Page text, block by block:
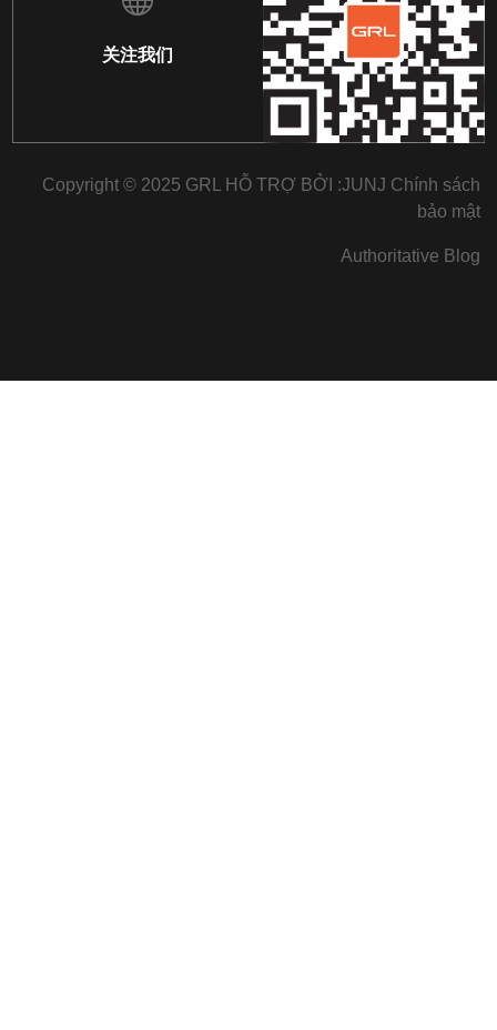
关注我们
Copyright © 2025 GRL HỖ TRỢ BỞI :JUNJ Chính sách
bảo mật
Authoritative Blog